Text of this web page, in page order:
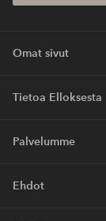
Omat sivut
Tietoa Elloksesta
Palvelumme
Ehdot